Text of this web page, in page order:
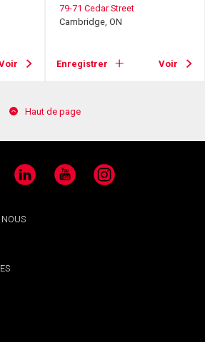
79-71 Cedar Street
Cambridge, ON
Enregistrer Voir
Haut de page
LinkedIn YouTube Instagram